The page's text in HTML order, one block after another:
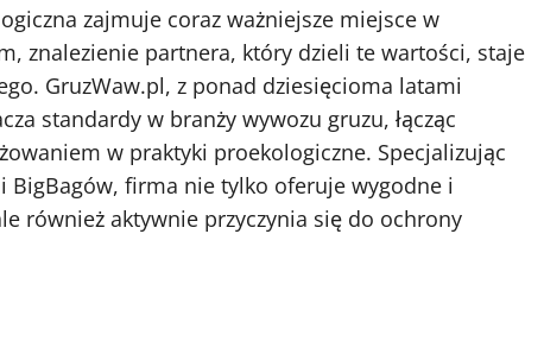
zajmuje coraz ważniejsze miejsce w
znalezienie partnera, który dzieli te wartości, staje
GruzWaw.pl, z ponad dziesięcioma latami
standardy w branży wywozu gruzu, łącząc
w praktyki proekologiczne. Specjalizując
BigBagów, firma nie tylko oferuje wygodne i
również aktywnie przyczynia się do ochrony